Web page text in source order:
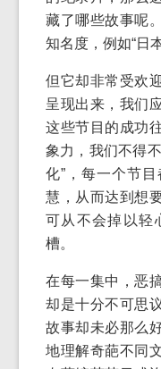
藏了哪些故事呢
知名度，例如“日
但它却非常受欢
呈现出来，我们
这些节目的成功
象力，我们不得
化”，每一个节
慧，从而达到想
可从不会掉以轻
槽。
在每一集中，恶
却是十分不可思
故事却未必那么
地理解奇葩不同